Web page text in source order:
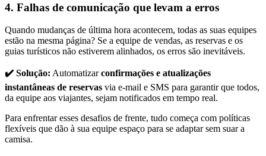
4. Falhas de comunicação que levam a erros
Quando mudanças de última hora acontecem, todas as suas equipes
estão na mesma página? Se a equipe de vendas, as reservas e os
guias turísticos não estiverem alinhados, os erros são inevitáveis.
✔️ Solução: Automatizarconfirmações e atualizações
instantâneas de reservas via e-mail e SMS para garantir que todos,
da equipe aos viajantes, sejam notificados em tempo real.
Para enfrentar esses desafios de frente, tudo começa com políticas
flexíveis que dão à sua equipe espaço para se adaptar sem suar a
camisa.